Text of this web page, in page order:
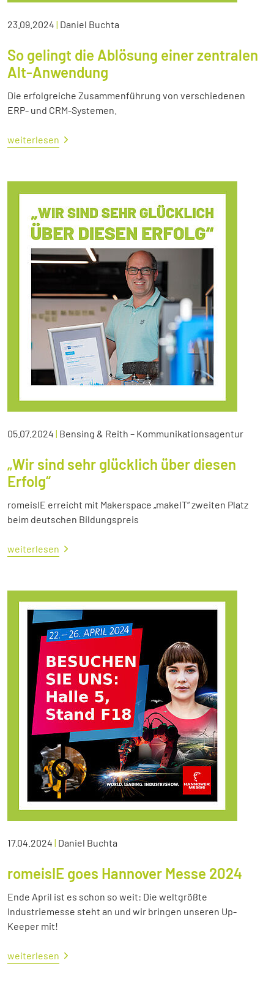
23.09.2024 | Daniel Buchta
So gelingt die Ablösung einer zentralen
Alt-Anwendung
Die erfolgreiche Zusammenführung von verschiedenen
ERP- und CRM-Systemen.
weiterlesen
05.07.2024 | Bensing & Reith – Kommunikationsagentur
„Wir sind sehr glücklich über diesen
Erfolg“
romeisIE erreicht mit Makerspace „makeIT“ zweiten Platz
beim deutschen Bildungspreis
weiterlesen
17.04.2024 | Daniel Buchta
romeisIE goes Hannover Messe 2024
Ende April ist es schon so weit: Die weltgrößte
Industriemesse steht an und wir bringen unseren Up-
Keeper mit!
weiterlesen